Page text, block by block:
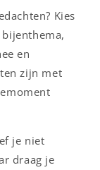
Kies
en
zijn met
je niet
draag je